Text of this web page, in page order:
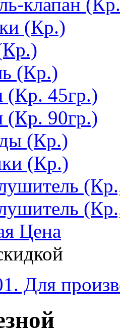
(Кр.)
(Кр.)
(Кр. 45гр.)
(Кр. 90гр.)
(Кр.)
(Кр.)
Цена
Для